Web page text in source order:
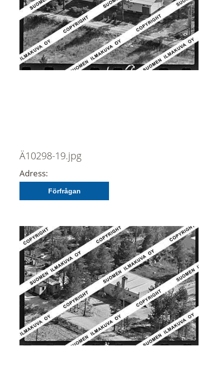
Ä10298-19.jpg
Adress:
Förfrågan